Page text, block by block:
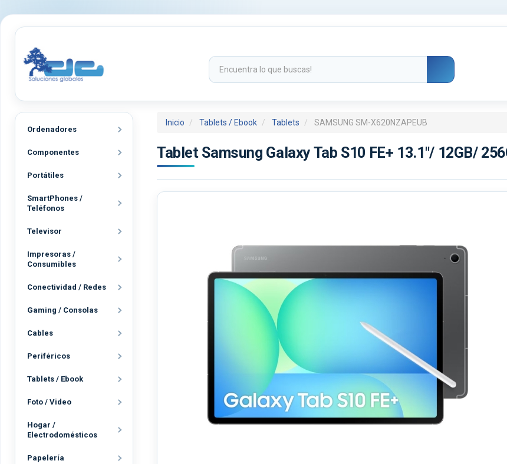
Ordenadores
Componentes
Portátiles
SmartPhones /
Teléfonos
Televisor
Impresoras /
Consumibles
Conectividad / Redes
Gaming / Consolas
Cables
Periféricos
Tablets / Ebook
Foto / Video
Hogar /
Electrodomésticos
Papelería
Inicio Tablets / Ebook Tablets SAMSUNG SM-X620NZAPEUB
Tablet Samsung Galaxy Tab S10 FE+ 13.1"/ 12GB/